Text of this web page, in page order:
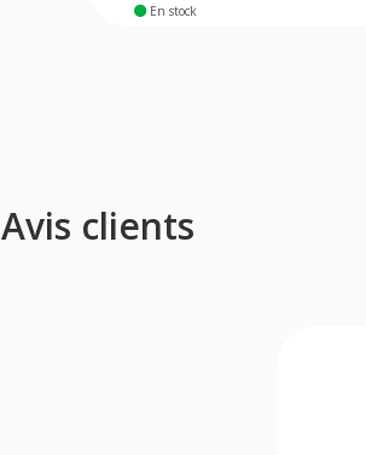
En stock
Avis clients